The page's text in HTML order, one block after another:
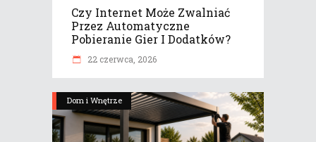
Czy Internet Może Zwalniać
Przez Automatyczne
Pobieranie Gier I Dodatków?
22 czerwca, 2026
Dom i Wnętrze